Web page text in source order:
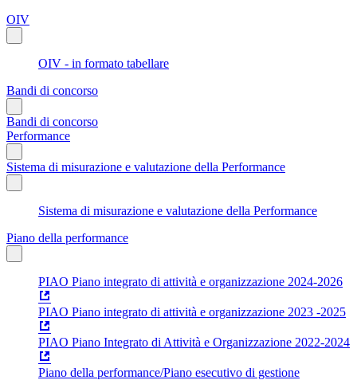
OIV
OIV - in formato tabellare
Bandi di concorso
Bandi di concorso
Performance
Sistema di misurazione e valutazione della Performance
Sistema di misurazione e valutazione della Performance
Piano della performance
PIAO Piano integrato di attività e organizzazione 2024-2026
PIAO Piano integrato di attività e organizzazione 2023 -2025
PIAO Piano Integrato di Attività e Organizzazione 2022-2024
Piano della performance/Piano esecutivo di gestione